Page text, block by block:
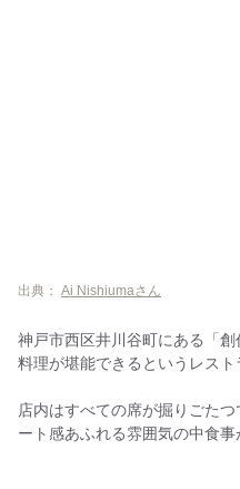
出典： Ai Nishiumaさん
神戸市西区井川谷町にある「
料理が堪能できるというレスト
店内はすべての席が掘りごた
ート感あふれる雰囲気の中食事